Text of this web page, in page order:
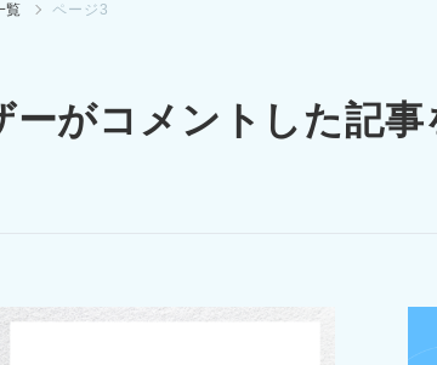
覧 ページ3
ーがコメントした記事